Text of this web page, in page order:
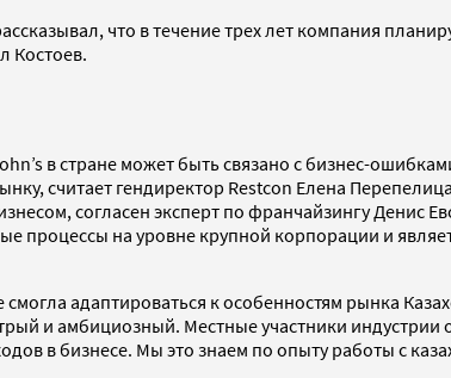
что в течение трех лет компания
Костоев.
в стране может быть связано с бизнес-
считает гендиректор Restcon Елена
согласен эксперт по франчайзингу Денис
процессы на уровне крупной корпорации и
смогла адаптироваться к особенностям рынка
и амбициозный. Местные участники
в бизнесе. Мы это знаем по опыту работы с